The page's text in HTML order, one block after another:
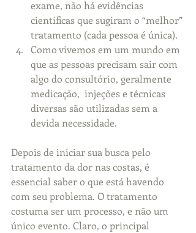
exame, não há evidências
científicas que sugiram o “melhor”
tratamento (cada pessoa é única).
Como vivemos em um mundo em
que as pessoas precisam sair com
algo do consultório, geralmente
medicação,  injeções e técnicas
diversas são utilizadas sem a
devida necessidade.
Depois de iniciar sua busca pelo
tratamento da dor nas costas, é
essencial saber o que está havendo
com seu problema. O tratamento
costuma ser um processo, e não um
único evento. Claro, o principal